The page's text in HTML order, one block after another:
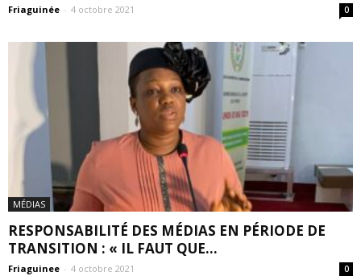
Friaguinée - 4 octobre 2021 0
MÉDIAS
RESPONSABILITÉ DES MÉDIAS EN PÉRIODE DE
TRANSITION : « IL FAUT QUE...
Friaguinee - 4 octobre 2021 0